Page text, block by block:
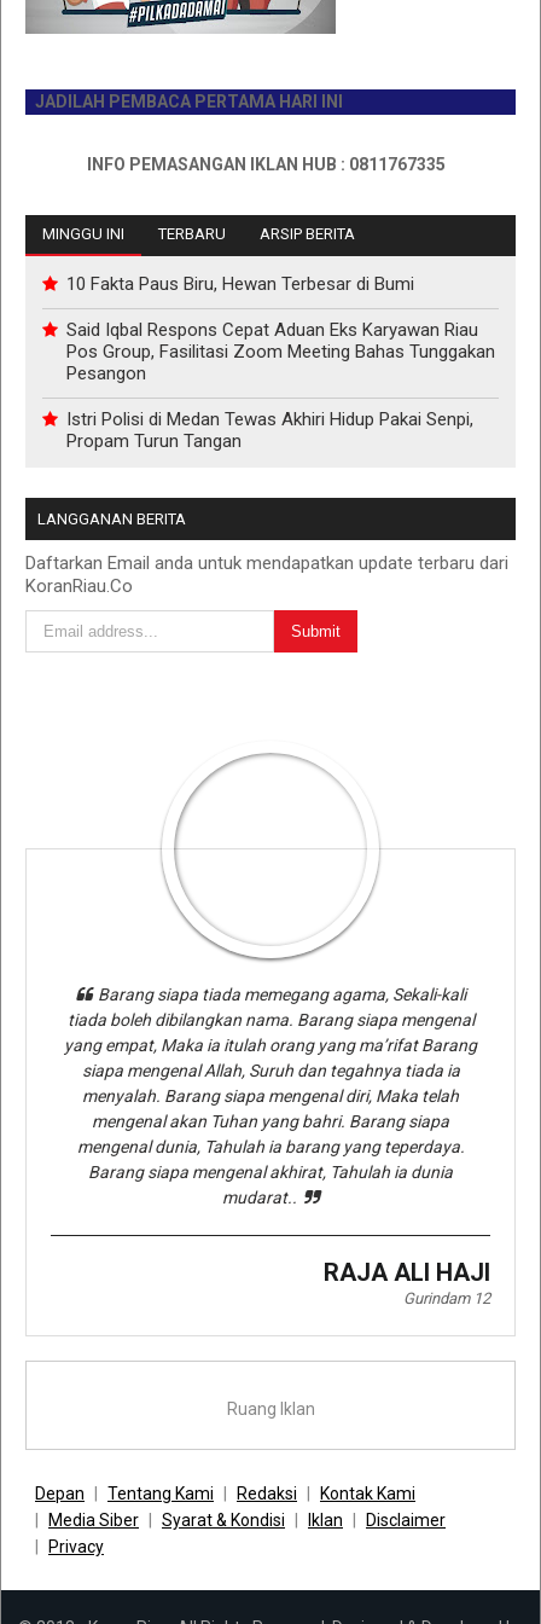
PEMBACA PERTAMA HARI INI
INFO PEMASANGAN IKLAN HUB : 0811767335
MINGGU INI TERBARU ARSIP BERITA
10 Fakta Paus Biru, Hewan Terbesar di Bumi
Said Iqbal Respons Cepat Aduan Eks Karyawan Riau
Pos Group, Fasilitasi Zoom Meeting Bahas Tunggakan
Pesangon
Istri Polisi di Medan Tewas Akhiri Hidup Pakai Senpi,
Propam Turun Tangan
LANGGANAN BERITA
Daftarkan Email anda untuk mendapatkan update terbaru dari
KoranRiau.Co
Barang siapa tiada memegang agama, Sekali-kali
tiada boleh dibilangkan nama. Barang siapa mengenal
yang empat, Maka ia itulah orang yang ma’rifat Barang
siapa mengenal Allah, Suruh dan tegahnya tiada ia
menyalah. Barang siapa mengenal diri, Maka telah
mengenal akan Tuhan yang bahri. Barang siapa
mengenal dunia, Tahulah ia barang yang teperdaya.
Barang siapa mengenal akhirat, Tahulah ia dunia
mudarat..
RAJA ALI HAJI
Gurindam 12
Ruang Iklan
Depan Tentang Kami Redaksi
Kontak Kami
Media Siber
Syarat & Kondisi Iklan
Disclaimer
Privacy